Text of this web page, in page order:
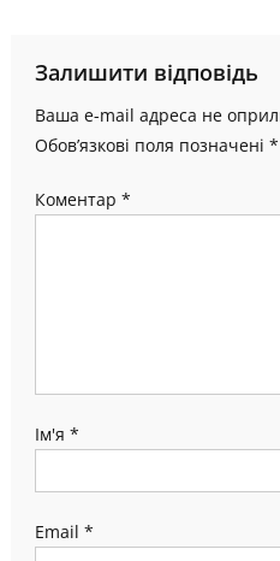
Залишити відповідь
Ваша e-mail адреса не
Обов’язкові поля позначені *
Коментар *
Ім'я *
Email *